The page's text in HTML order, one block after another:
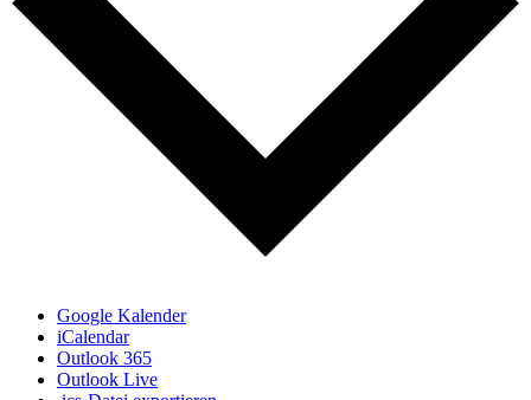
Google Kalender
iCalendar
Outlook 365
Outlook Live